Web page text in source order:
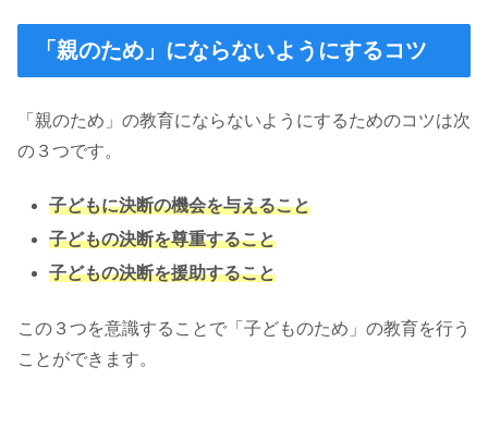
「親のため」にならないようにするコツ
「親のため」の教育にならないようにするためのコツは次
の３つです。
子どもに決断の機会を与えること
子どもの決断を尊重すること
子どもの決断を援助すること
この３つを意識することで「子どものため」の教育を行う
ことができます。